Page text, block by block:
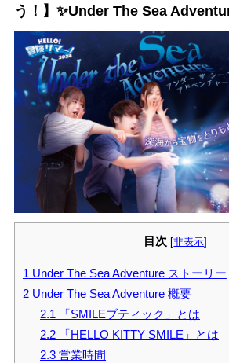
う！】✨Under The Sea
目次 [非表示]
1 Under The Sea Adventure ストーリー
2Under The Sea Adventure 概要
2.1 「SMILEブティック」とは
2.2 「HELLO KITTY SMILE」とは
2.3 営業時間